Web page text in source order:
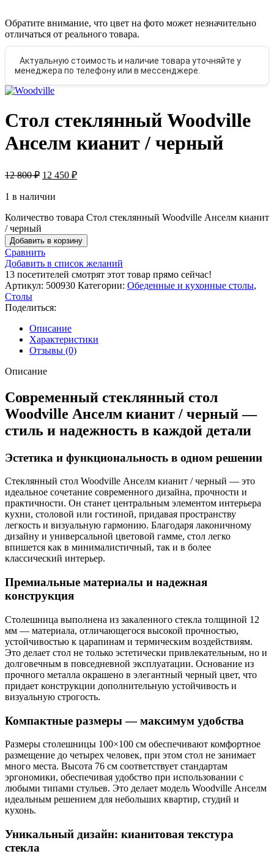
Обратите внимание, что цвет на фото может незначительно
отличаться от реального товара.
Актуальную стоимость и наличие товара уточняйте у
менеджера по телефону или в мессенджере.
Стол стеклянный Woodville
Анселм кианит / черный
12 800₽ 12 450 ₽
1 в наличии
Количество товара Стол стеклянный Woodville Анселм кианит
/ черный
Добавить в корзину
Сравнить
Добавить в список желаний
13 посетителей смотрят этот товар прямо сейчас!
Артикул: 500930 Категории: Обеденные и кухонные столы,
Столы
Поделиться:
Описание
Характеристики
Отзывы (0)
Описание
Современный стеклянный стол
Woodville Анселм кианит / черный —
стиль и надежность в каждой детали
Эстетика и функциональность в одном решении
Стеклянный стол Woodville Анселм кианит / черный — это
идеальное сочетание современного дизайна, прочности и
практичности. Он станет центральным элементом интерьера
кухни, столовой или гостиной, придавая пространству
легкость и визуальную гармонию. Благодаря лаконичному
дизайну и универсальной цветовой гамме, стол легко
впишется как в минималистичный, так и в более
классический интерьер.
Премиальные материалы и надежная
конструкция
Столешница выполнена из закаленного стекла толщиной 12
мм — материала, отличающегося высокой прочностью,
устойчивостью к царапинам и термическим воздействиям.
Это делает стол не только эстетически привлекательным, но и
долговечным в повседневной эксплуатации. Основание из
прочного металла окрашено в элегантный черный цвет, что
придает конструкции дополнительную устойчивость и
визуальную строгость.
Компактные размеры — максимум удобства
Размеры столешницы 100×100 см обеспечивают комфортное
размещение до четырех человек, при этом стол не занимает
много места. Высота 76 см соответствует стандартам
эргономики, обеспечивая удобство при использовании с
любыми типами стульев. Это делает модель Woodville Анселм
идеальным решением для небольших квартир, студий и
кухонь.
Уникальный дизайн: кианитовая текстура
стекла